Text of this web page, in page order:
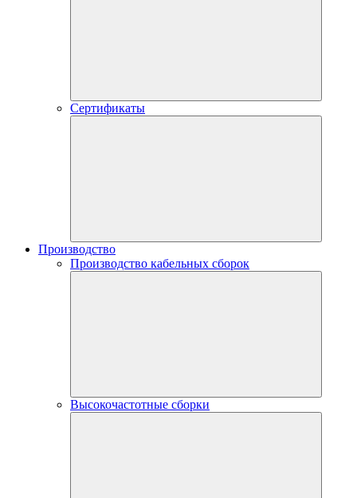
Сертификаты
Производство
Производство кабельных сборок
Высокочастотные сборки